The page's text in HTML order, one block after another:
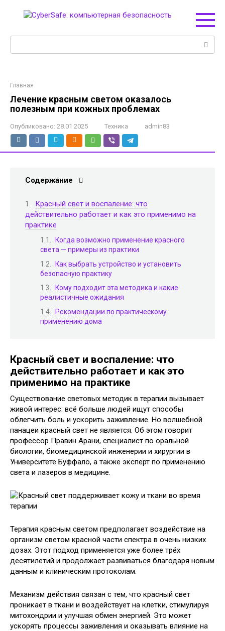
Главная
Лечение красным светом оказалось
полезным при кожных проблемах
Опубликовано: 28.01.2025 Техника admin83
Содержание
Красный свет и воспаление: что
действительно работает и как это применимо на
практике
Когда возможно применение красного
света — примеры из практики
Как выбрать устройство и установить
безопасную практику
Кому подходит эта методика и какие
реалистичные ожидания
Рекомендации по практическому
применению дома
Красный свет и воспаление: что
действительно работает и как это
применимо на практике
Существование световых методик в терапии вызывает
живой интерес: всё больше людей ищут способы
облегчить боль и ускорить заживление. Но волшебной
панацеи красный свет не является. Об этом говорит
профессор Правин Арани, специалист по оральной
биологии, биомедицинской инженерии и хирургии в
Университете Буффало, а также эксперт по применению
света и лазеров в медицине.
Терапия красным светом предполагает воздействие на
организм светом красной части спектра в очень низких
дозах. Этот подход применяется уже более трёх
десятилетий и продолжает развиваться благодаря новым
данным и клиническим протоколам.
Механизм действия связан с тем, что красный свет
проникает в ткани и воздействует на клетки, стимулируя
митохондрии и улучшая обмен энергией. Это может
ускорять процессы заживления и оказывать влияние на